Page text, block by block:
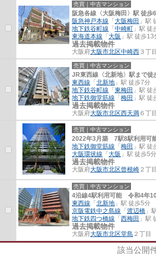
売買｜中古マンション
阪急各線〈大阪梅田〉駅 徒歩
阪急神戸本線 「 大阪梅田 」駅
地下鉄谷町線 「 中崎町 」駅 徒
東海道本線 「 大阪 」駅 徒歩13
過去掲載物件
大阪府大阪市北区中崎西 ３丁目
売買｜中古マンション
JR東西線〈北新地〉駅まで徒
東西線 「 北新地 」駅 徒歩7分
地下鉄谷町線 「 東梅田 」駅 徒
地下鉄御堂筋線 「 梅田 」駅 徒
過去掲載物件
大阪府大阪市北区西天満 ６丁目
売買｜中古マンション
2022年3月築 7駅8駅利用可
地下鉄御堂筋線 「 梅田 」駅 徒
大阪環状線 「 大阪 」駅 徒歩5分
過去掲載物件
大阪府大阪市北区曾根崎 ２丁目
売買｜中古マンション
4沿線4駅利用可能 令和4年
東西線 「 北新地 」駅 徒歩5分
京阪電鉄中之島線 「 渡辺橋 」
地下鉄四つ橋線 「 西梅田 」駅
過去掲載物件
大阪府大阪市北区堂島 ２丁目
該当公開